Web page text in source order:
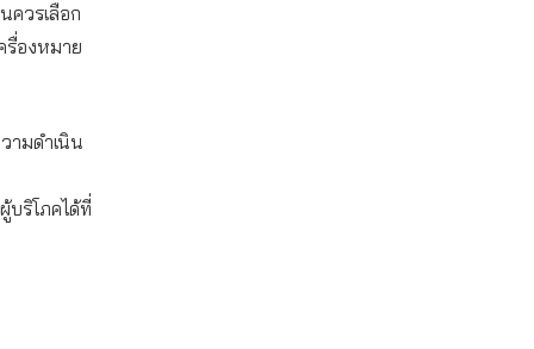
ควรเลือก
รื่องหมาย
ามดำเนิน
บริโภคได้ที่